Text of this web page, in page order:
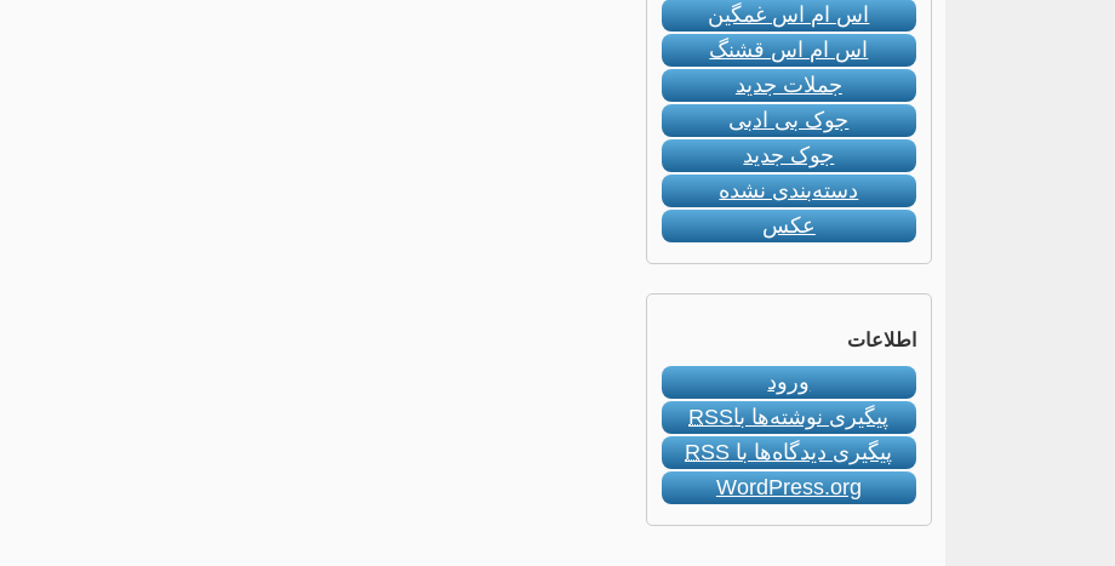
اس ام اس غمگین
اس ام اس قشنگ
جملات جدید
جوک بی ادبی
جوک جدید
دسته‌بندی نشده
عکس
اطلاعات
ورود
پیگیری نوشته‌ها باRSS
پیگیری دیدگاه‌ها باRSS
WordPress.org